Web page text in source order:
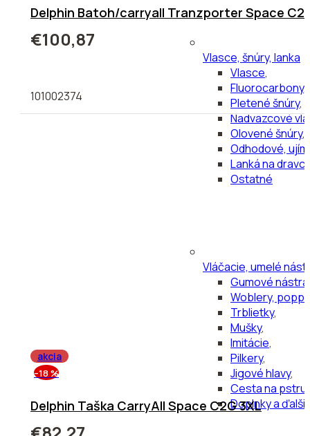
Vlasce, šnúry, lanka
Vlasce,
Fluorocarbony,
Pletené šnúry,
Nadväzcové
Olovené šnúry,
Odhodové,
Lanká na
Ostatné
Vláčacie, umelé
Gumové
Woblery,
Trblietky,
Mušky,
Imitácie,
Pilkery,
Jigové hlavy,
Cesta na
Doplnky a
Delphin Batoh/carryall Tranzporter Space
€100,87
101002374
akcia
–18 %
Delphin Taška CarryAll Space C2G 3XL